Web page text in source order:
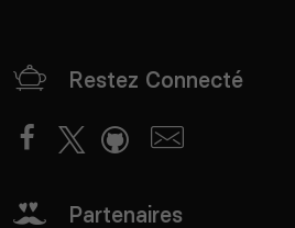
Restez Connecté
Partenaires